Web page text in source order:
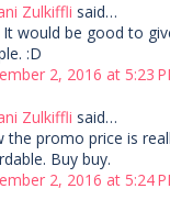
Zulkiffli said…
It would be good to
:D
2, 2016 at 5:23
Zulkiffli said…
the promo price is
Buy buy.
2, 2016 at 5:24